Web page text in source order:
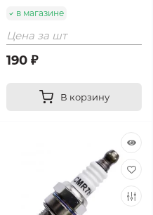
в магазине
Цена за шт
190 ₽
В корзину